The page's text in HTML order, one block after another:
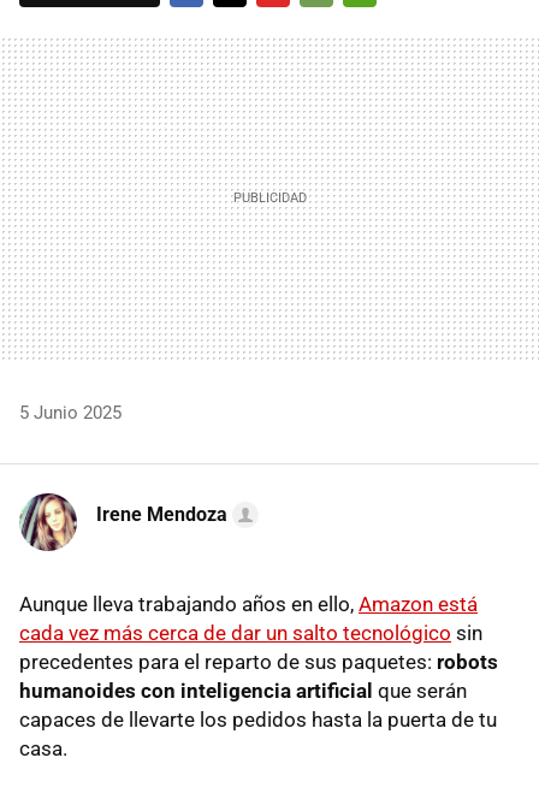
MAIL
5 Junio 2025
Irene Mendoza
Aunque lleva trabajando años en ello, Amazon está
cada vez más cerca de dar un salto tecnológico sin
precedentes para el reparto de sus paquetes: robots
humanoides con inteligencia artificial que serán
capaces de llevarte los pedidos hasta la puerta de tu
casa.